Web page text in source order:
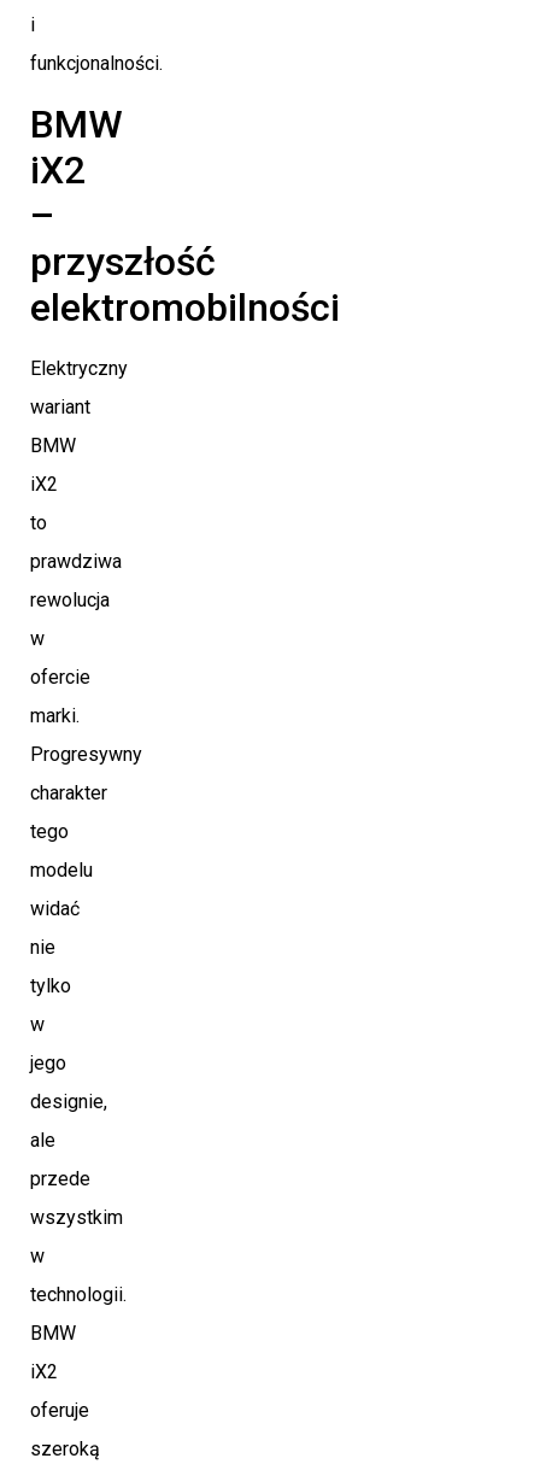
i
funkcjonalności.
BMW
iX2
–
przyszłość
elektromobilności
Elektryczny
wariant
BMW
iX2
to
prawdziwa
rewolucja
w
ofercie
marki.
Progresywny
charakter
tego
modelu
widać
nie
tylko
w
jego
designie,
ale
przede
wszystkim
w
technologii.
BMW
iX2
oferuje
szeroką